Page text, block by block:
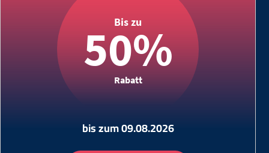
Bis zu
50%
Rabatt
bis zum 09.08.2026